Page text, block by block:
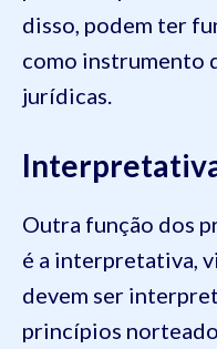
disso, podem ter
como instrumento
jurídicas.
Outra função dos
é a interpretativa,
devem ser
princípios